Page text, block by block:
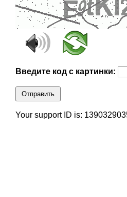
Введите код с картинки:
Отправить
Your support ID is: